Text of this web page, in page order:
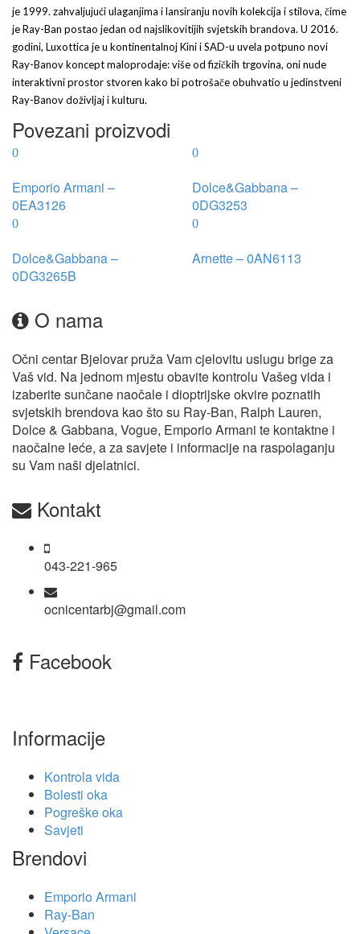
je 1999. zahvaljujući ulaganjima i lansiranju novih kolekcija i stilova, čime
je Ray-Ban postao jedan od najslikovitijih svjetskih brandova. U 2016.
godini, Luxottica je u kontinentalnoj Kini i SAD-u uvela potpuno novi
Ray-Banov koncept maloprodaje: više od fizičkih trgovina, oni nude
interaktivni prostor stvoren kako bi potrošače obuhvatio u jedinstveni
Ray-Banov doživljaj i kulturu.
Povezani proizvodi
Emporio Armani –
0EA3126
Dolce&Gabbana –
0DG3253
Dolce&Gabbana –
0DG3265B
Arnette – 0AN6113
O nama
Očni centar Bjelovar pruža Vam cjelovitu uslugu brige za
Vaš vid. Na jednom mjestu obavite kontrolu Vašeg vida i
izaberite sunčane naočale i dioptrijske okvire poznatih
svjetskih brendova kao što su Ray-Ban, Ralph Lauren,
Dolce & Gabbana, Vogue, Emporio Armani te kontaktne i
naočalne leće, a za savjete i informacije na raspolaganju
su Vam naši djelatnici.
Kontakt
043-221-965
ocnicentarbj@gmail.com
Facebook
Informacije
Kontrola vida
Bolesti oka
Pogreške oka
Savjeti
Brendovi
Emporio Armani
Ray-Ban